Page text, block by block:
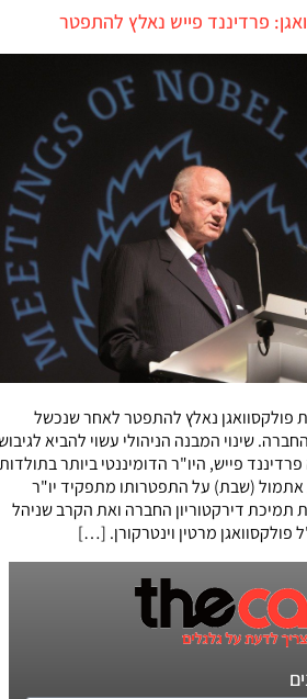
פרדיננד פייש נאלץ להתפטר
פולקסוואגן נאלץ להתפטר לאחר שנכשל
שינוי המבנה הניהולי עשוי להביא לגיבוש
פייש, היו"ר הדומיננטי ביותר בתולדות
אתמול (שבת) על התפטרותו מתפקיד יו"ר
דירקטוריון החברה ואת הקרב שניהל
מרטין וינטרקורן. […]